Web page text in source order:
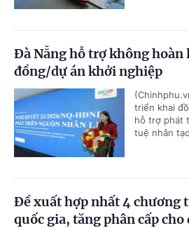
Đà Nẵng hỗ trợ không hoàn
đồng/dự án khởi nghiệp
triển khai
hỗ trợ phát
tuệ nhân
Đề xuất hợp nhất 4 chương
quốc gia, tăng phân cấp